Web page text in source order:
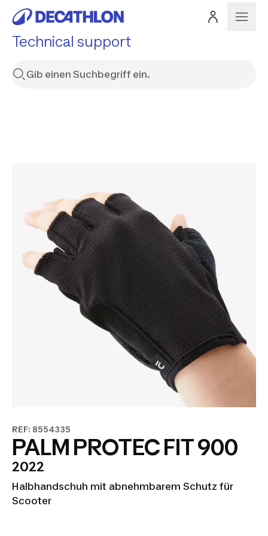
Technical support
REF: 8554335
PALM PROTEC FIT 900
2022
Halbhandschuh mit abnehmbarem Schutz für
Scooter